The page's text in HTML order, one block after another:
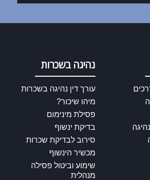
נהיגה בשכרות
עורך דין נהיגה בשכרות
מיהו שיכור?
פסילת מינימום
בדיקת ינשוף
סירוב לבדיקת שכרות
מכשיר הינשוף
שימוע וביטול פסילה
מנהלית